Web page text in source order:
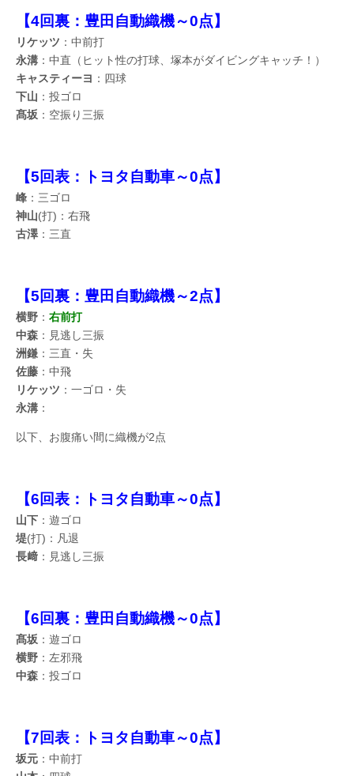
【4回裏：豊田自動織機～0点】
リケッツ ：中前打
永溝 ：中直（ヒット性の打球、塚本がダイビングキャッチ！）
キャスティーヨ ：四球
下山 ：投ゴロ
髙坂 ：空振り三振
【5回表：トヨタ自動車～0点】
峰 ：三ゴロ
神山(打)：右飛
古澤 ：三直
【5回裏：豊田自動織機～2点】
横野 ： 右前打
中森 ：見逃し三振
洲鎌 ：三直・失
佐藤 ：中飛
リケッツ ：一ゴロ・失
永溝 ：
以下、お腹痛い間に織機が2点
【6回表：トヨタ自動車～0点】
山下 ：遊ゴロ
堤(打)：凡退
長﨑 ：見逃し三振
【6回裏：豊田自動織機～0点】
髙坂 ：遊ゴロ
横野 ：左邪飛
中森 ：投ゴロ
【7回表：トヨタ自動車～0点】
坂元 ：中前打